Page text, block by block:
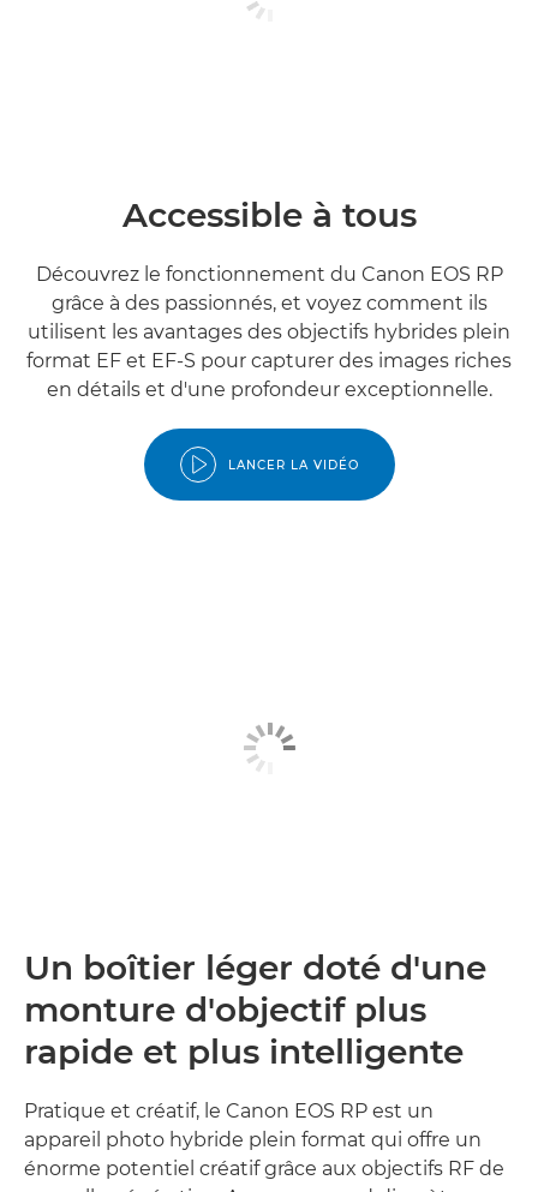
Accessible à tous
Découvrez le fonctionnement du Canon EOS RP
grâce à des passionnés, et voyez comment ils
utilisent les avantages des objectifs hybrides plein
format EF et EF-S pour capturer des images riches
en détails et d'une profondeur exceptionnelle.
LANCER LA VIDÉO
Un boîtier léger doté d'une
monture d'objectif plus
rapide et plus intelligente
Pratique et créatif, le Canon EOS RP est un
appareil photo hybride plein format qui offre un
énorme potentiel créatif grâce aux objectifs RF de